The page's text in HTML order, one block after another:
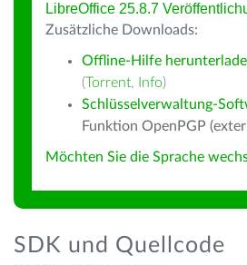
LibreOffice 25.8.7
Zusätzliche Downloads:
Offline-Hilfe
(Torrent, Info)
Schlüsselverwaltung-
Funktion OpenPGP
Möchten Sie die Sprache
SDK und Quellcode